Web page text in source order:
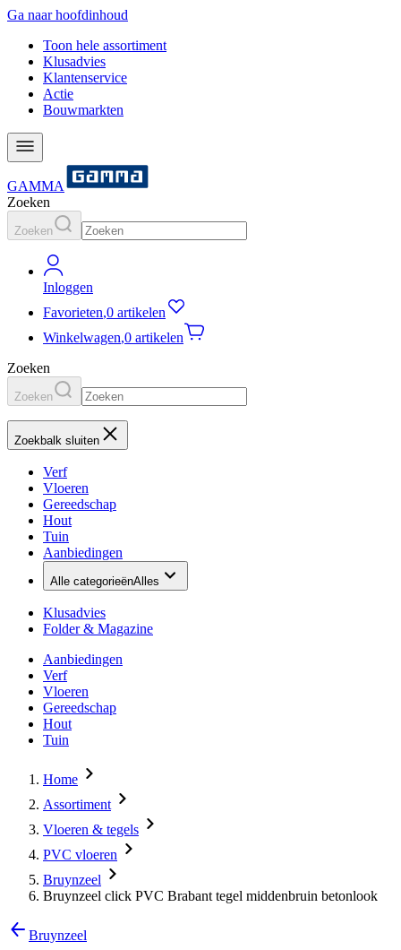
Ga naar hoofdinhoud
Toon hele assortiment
Klusadvies
Klantenservice
Actie
Bouwmarkten
GAMMA
Zoeken
Zoeken
Inloggen
Favorieten,0 artikelen
Winkelwagen,0 artikelen
Zoeken
Zoeken
Zoekbalk sluiten
Verf
Vloeren
Gereedschap
Hout
Tuin
Aanbiedingen
Alle categorieënAlles
Klusadvies
Folder & Magazine
Aanbiedingen
Verf
Vloeren
Gereedschap
Hout
Tuin
Home
Assortiment
Vloeren & tegels
PVC vloeren
Bruynzeel
Bruynzeel click PVC Brabant tegel middenbruin betonlook
Bruynzeel